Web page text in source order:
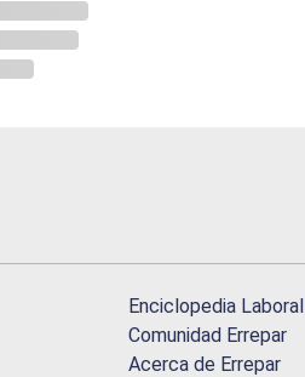
Enciclopedia Laboral
Comunidad Errepar
Acerca de Errepar